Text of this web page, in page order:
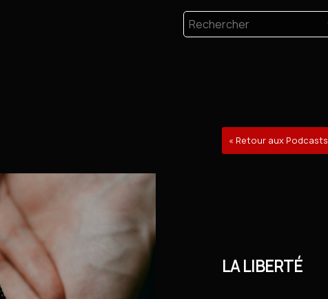
« Retour aux Podcasts
LA LIBERTÉ